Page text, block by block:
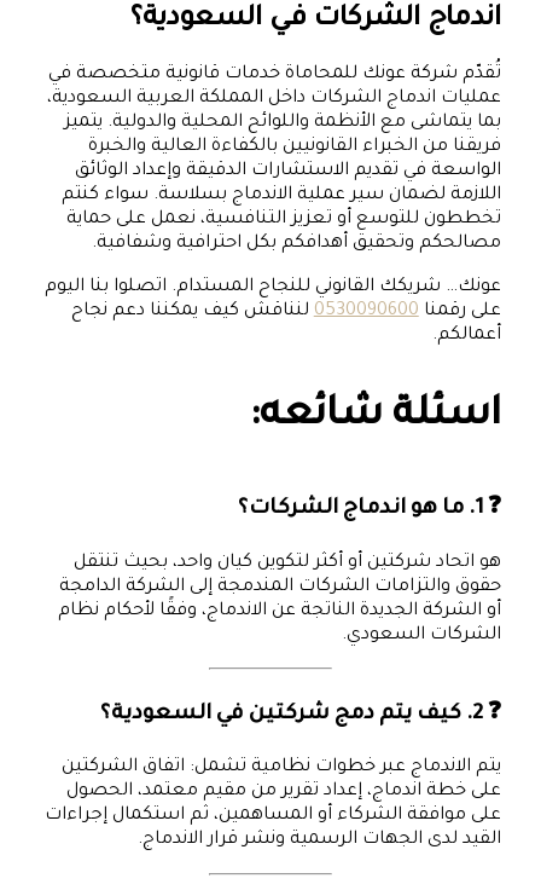
اندماج الشركات في السعودية؟
تُقدّم شركة عونك للمحاماة خدمات قانونية متخصصة في
عمليات اندماج الشركات داخل المملكة العربية السعودية،
بما يتماشى مع الأنظمة واللوائح المحلية والدولية. يتميز
فريقنا من الخبراء القانونيين بالكفاءة العالية والخبرة
الواسعة في تقديم الاستشارات الدقيقة وإعداد الوثائق
اللازمة لضمان سير عملية الاندماج بسلاسة. سواء كنتم
تخططون للتوسع أو تعزيز التنافسية، نعمل على حماية
مصالحكم وتحقيق أهدافكم بكل احترافية وشفافية.
عونك… شريكك القانوني للنجاح المستدام. اتصلوا بنا اليوم
على رقمنا0530090600لنناقش كيف يمكننا دعم نجاح
أعمالكم.
اسئلة شائعه:
❓ 1. ما هو اندماج الشركات؟
هو اتحاد شركتين أو أكثر لتكوين كيان واحد، بحيث تنتقل
حقوق والتزامات الشركات المندمجة إلى الشركة الدامجة
أو الشركة الجديدة الناتجة عن الاندماج، وفقًا لأحكام نظام
الشركات السعودي.
❓ 2. كيف يتم دمج شركتين في السعودية؟
يتم الاندماج عبر خطوات نظامية تشمل: اتفاق الشركتين
على خطة اندماج، إعداد تقرير من مقيم معتمد، الحصول
على موافقة الشركاء أو المساهمين، ثم استكمال إجراءات
القيد لدى الجهات الرسمية ونشر قرار الاندماج.